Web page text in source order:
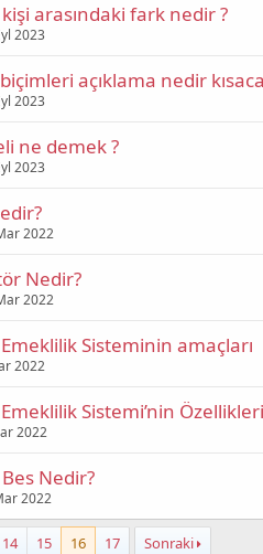
arasındaki fark nedir ?
2023
açıklama nedir
2023
ne demek ?
2023
2022
Nedir?
2022
Sisteminin amaçları
2022
Sistemi’nin
2022
Nedir?
2022
14 15 16 17 Sonraki